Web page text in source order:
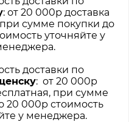
: от 20 000р доставка
сумме покупки до
уточняйте у
доставки по
: от 20 000р
при сумме
20 000р стоимость
у менеджера.